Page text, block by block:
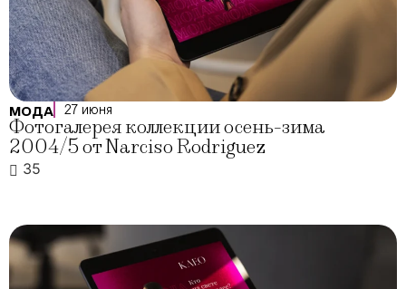
МОДА 27 июня
Фотогалерея коллекции осень-зима
2004/5 от Narciso Rodriguez
35